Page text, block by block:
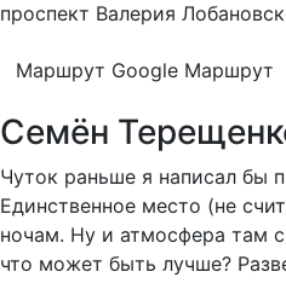
проспект Валерия
Маршрут Google Маршрут
Семён
Чуток раньше я написал бы
Единственное место (не
ночам. Ну и атмосфера там
что может быть лучше?